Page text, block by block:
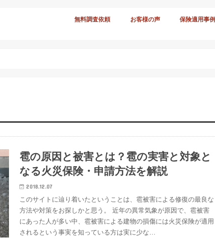
無料調査依頼 お客様の声 保険適用事例
雹の原因と被害とは？雹の実害と対象と
なる火災保険・申請方法を解説
2018.12.07
このサイトに辿り着いたということは、雹被害による修復の最良な
方法や対策をお探しかと思う。 近年の異常気象が原因で、雹被害
にあった人が多い中、雹被害による建物の損傷には火災保険が適用
されるという事実を知っている方は実に少な…